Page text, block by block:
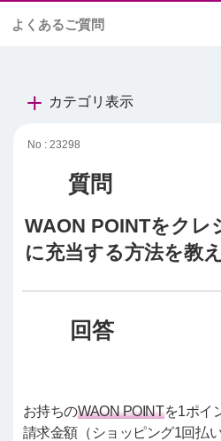
よくあるご質問
カテゴリ表示
No : 23298
WAON POINTをクレ
に充当する方法を教
お持ちのWAON POINTを1ポイ
請求金額（ショッピング1回払